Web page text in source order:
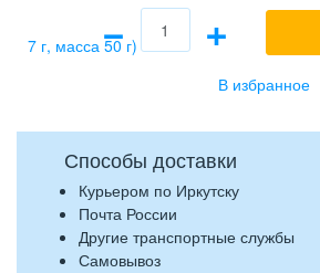
− +
Способы доставки
Курьером по Иркутску
Почта России
Другие транспортные службы
Самовывоз